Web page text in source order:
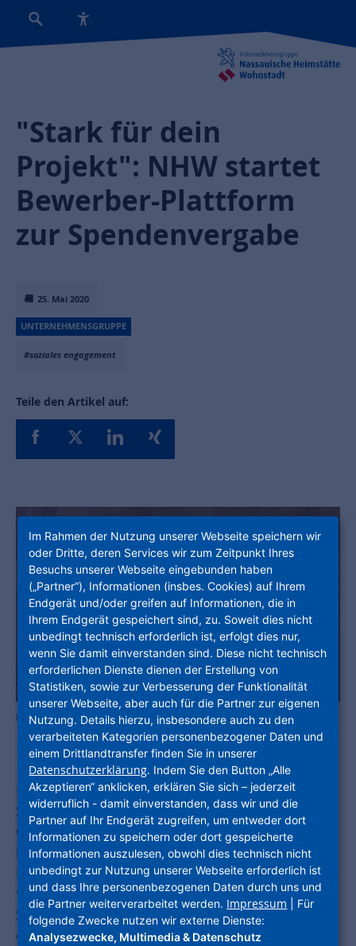
25. Mai 2020
UNTERNEHMENSGRUPPE
#soziales engagement
Teile den Artikel auf:
"Stark für dein
Projekt": NHW startet
Bewerber-Plattform
zur Spendenvergabe
Neue NHW-Spendenplattform "Stark für dein Projekt". Foto: NHW.
Die NHW geht neue Wege bei der
Spendenvergabe der Unternehmensgruppe. Die
Online-Plattform "Stark für dein Projekt" wird
künftig Spendenanfragen bündeln, die
Bewerbung um die Gelder vereinfachen und so
für mehr Chancengleichheit bei der
Spendenvergabe sorgen. "Immer wieder
erreichen uns Anfragen unterschiedlichster
Im Rahmen der Nutzung unserer Webseite speichern wir
oder Dritte, deren Services wir zum Zeitpunkt Ihres
Besuchs unserer Webseite eingebunden haben
(„Partner“), Informationen (insbes. Cookies) auf Ihrem
Endgerät und/oder greifen auf Informationen, die in
Ihrem Endgerät gespeichert sind, zu. Soweit dies nicht
unbedingt technisch erforderlich ist, erfolgt dies nur,
wenn Sie damit einverstanden sind. Diese nicht technisch
erforderlichen Dienste dienen der Erstellung von
Statistiken, sowie zur Verbesserung der Funktionalität
unserer Webseite, aber auch für die Partner zur eigenen
Nutzung. Details hierzu, insbesondere auch zu den
verarbeiteten Kategorien personenbezogener Daten und
einem Drittlandtransfer finden Sie in unserer
Datenschutzerklärung. Indem Sie den Button „Alle
Akzeptieren“ anklicken, erklären Sie sich – jederzeit
widerruflich - damit einverstanden, dass wir und die
Partner auf Ihr Endgerät zugreifen, um entweder dort
Informationen zu speichern oder dort gespeicherte
Informationen auszulesen, obwohl dies technisch nicht
unbedingt zur Nutzung unserer Webseite erforderlich ist
und dass Ihre personenbezogenen Daten durch uns und
die Partner weiterverarbeitet werden. Impressum | Für
folgende Zwecke nutzen wir externe Dienste:
Analysezwecke, Multimedia & Datenschutz